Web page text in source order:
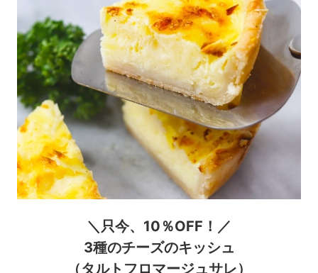
＼只今、10％OFF！／
3種のチーズのキッシュ
（タルトフロマージュサレ）